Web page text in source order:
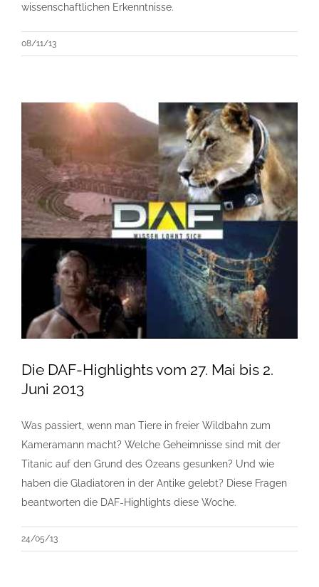
wissenschaftlichen Erkenntnisse.
08/11/13
Die DAF-Highlights vom 27. Mai bis 2.
Juni 2013
Was passiert, wenn man Tiere in freier Wildbahn zum
Kameramann macht? Welche Geheimnisse sind mit der
Titanic auf den Grund des Ozeans gesunken? Und wie
haben die Gladiatoren in der Antike gelebt? Diese Fragen
beantworten die DAF-Highlights diese Woche.
24/05/13